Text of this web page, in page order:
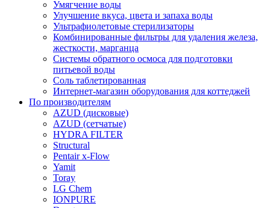
Умягчение воды
Улучшение вкуса, цвета и запаха воды
Ультрафиолетовые стерилизаторы
Комбинированные фильтры для удаления железа,
жесткости, марганца
Системы обратного осмоса для подготовки
питьевой воды
Соль таблетированная
Интернет-магазин оборудования для коттеджей
По производителям
AZUD (дисковые)
AZUD (сетчатые)
HYDRA FILTER
Structural
Pentair x-Flow
Yamit
Toray
LG Chem
IONPURE